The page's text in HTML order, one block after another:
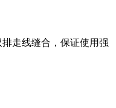
走线缝合，保证使用强